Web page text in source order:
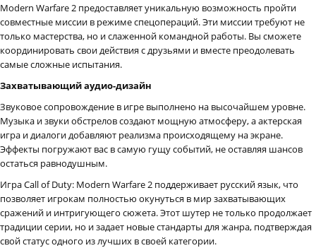
Modern Warfare 2 предоставляет уникальную возможность пройти
совместные миссии в режиме спецопераций. Эти миссии требуют не
только мастерства, но и слаженной командной работы. Вы сможете
координировать свои действия с друзьями и вместе преодолевать
самые сложные испытания.
Захватывающий аудио-дизайн
Звуковое сопровождение в игре выполнено на высочайшем уровне.
Музыка и звуки обстрелов создают мощную атмосферу, а актерская
игра и диалоги добавляют реализма происходящему на экране.
Эффекты погружают вас в самую гущу событий, не оставляя шансов
остаться равнодушным.
Игра Call of Duty: Modern Warfare 2 поддерживает русский язык, что
позволяет игрокам полностью окунуться в мир захватывающих
сражений и интригующего сюжета. Этот шутер не только продолжает
традиции серии, но и задает новые стандарты для жанра, подтверждая
свой статус одного из лучших в своей категории.